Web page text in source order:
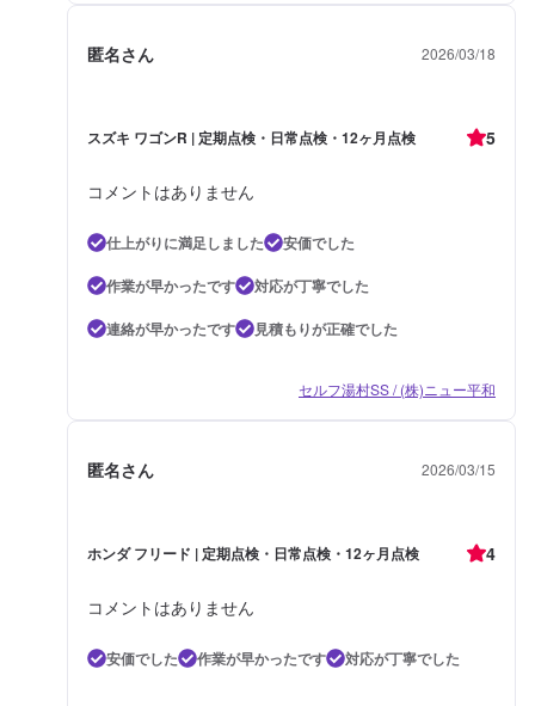
匿名さん 2026/03/18
スズキ ワゴンR | 定期点検・日常点検・12ヶ月点検 5
コメントはありません
仕上がりに満足しました
安価でした
作業が早かったです
対応が丁寧でした
連絡が早かったです
見積もりが正確でした
セルフ湯村SS / (株)ニュー平和
匿名さん 2026/03/15
ホンダ フリード | 定期点検・日常点検・12ヶ月点検 4
コメントはありません
安価でした 作業が早かったです 対応が丁寧でした